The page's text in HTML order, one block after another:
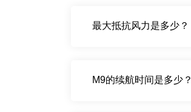
最大抵抗风力是多少？
M9的续航时间是多少？